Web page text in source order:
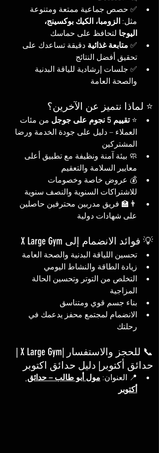
✅ حصص جماعية ممتعة ومتنوعة
مثل: الزومبا، الكيك بوكسينج،
اليوجا لتحافظ على حماسك
✅ متابعة غذائية دقيقة تساعدك على
تحقيق أفضل النتائج
✅ جلسات إرشادية للياقة البدنية
والصحة العامة
⭐ لماذا نتميز عن الآخرين؟
⭐ تقييم 5 نجوم على جوجل
من مئات
العملاء – دليل على جودة الخدمة ورضا
المشتركين
🧼 بيئة آمنة ونظيفة مع تطبيق أعلى
معايير السلامة والتعقيم
💰 عروض خاصة وخصومات
للاشتراكات السنوية والنصف سنوية
👨‍🏫 فريق مدربين محترفين حاصلين
على شهادات دولية
💡 فوائد الانضمام إلى X Large Gym
تحسين اللياقة البدنية والصحة العامة
زيادة الطاقة والنشاط اليومي
التخلص من التوتر وتحسين الحالة
المزاجية
بناء جسم قوي ومتناسق
الانضمام لمجتمع محفز يدعمك في
رحلتك
📞 للحجز والاستفسار |X Large Gym |
حدائق أكتوبر| دليل حدائق اكتوبر
📍 العنوان: مول أبو طالب – حدائق
أكتوبر